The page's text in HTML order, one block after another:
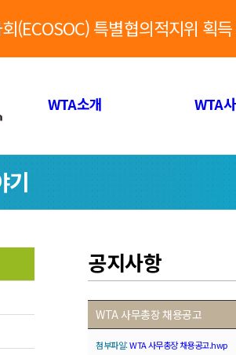
(ECOSOC) 특별협의적지위 획
WTA소개 WTA
기
공지사항
WTA 사무총장 채용공고
첨부파일:WTA 사무총장 채용공고.hwp